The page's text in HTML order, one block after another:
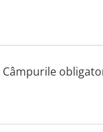
Câmpurile